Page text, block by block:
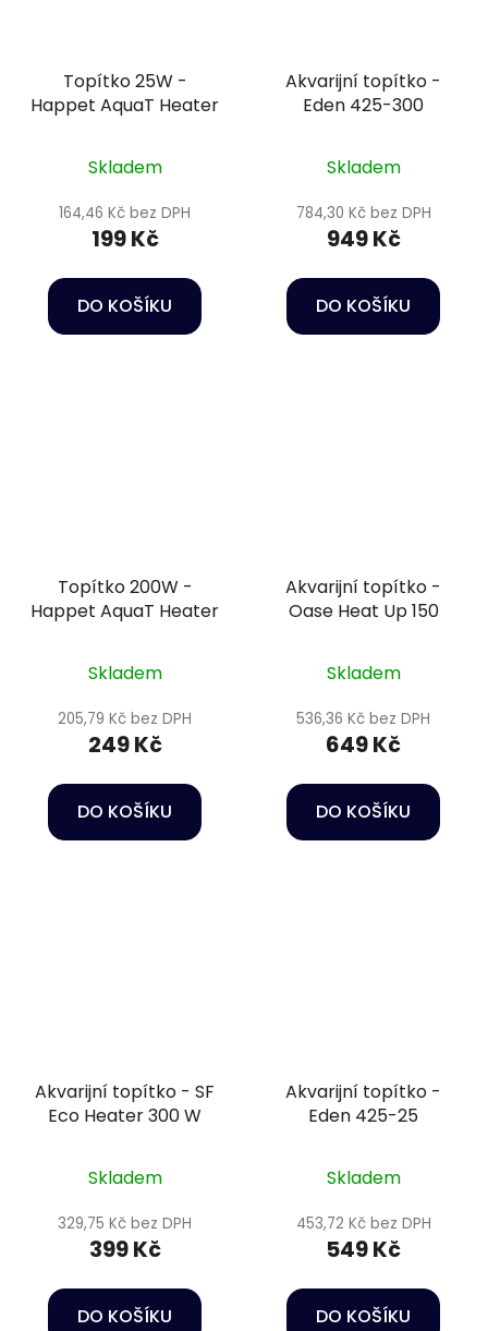
Topítko 25W -
Happet AquaT Heater
Skladem
164,46 Kč bez DPH
199 Kč
DO KOŠÍKU
Akvarijní topítko -
Eden 425-300
Skladem
784,30 Kč bez DPH
949 Kč
DO KOŠÍKU
Topítko 200W -
Happet AquaT Heater
Skladem
205,79 Kč bez DPH
249 Kč
DO KOŠÍKU
Akvarijní topítko -
Oase Heat Up 150
Skladem
536,36 Kč bez DPH
649 Kč
DO KOŠÍKU
Akvarijní topítko - SF
Eco Heater 300 W
Skladem
329,75 Kč bez DPH
399 Kč
DO KOŠÍKU
Akvarijní topítko -
Eden 425-25
Skladem
453,72 Kč bez DPH
549 Kč
DO KOŠÍKU